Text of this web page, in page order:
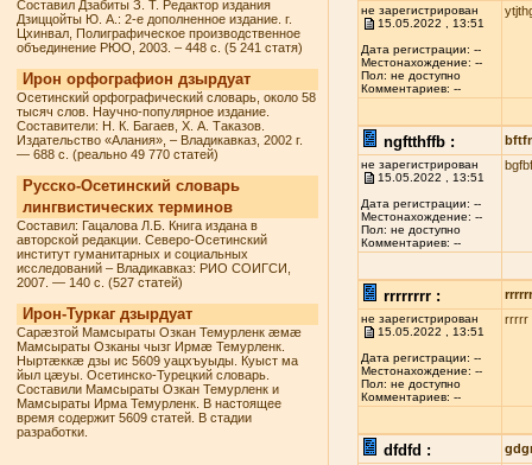
Составил Дзабиты З. Т. Редактор издания
Дзиццойты Ю. А.: 2-е дополненное издание. г.
Цхинвал, Полиграфическое производственное
объединение РЮО, 2003. – 448 с. (5 241 статя)
Ирон орфографион дзырдуат
Осетинский орфографический словарь, около 58
тысяч слов. Научно-популярное издание.
Составители: Н. К. Багаев, Х. А. Таказов.
Издательство «Алания», – Владикавказ, 2002 г.
— 688 с. (реально 49 770 статей)
Русско-Осетинский словарь
лингвистических терминов
Составил: Гацалова Л.Б. Книга издана в
авторской редакции. Северо-Осетинский
институт гуманитарных и социальных
исследований – Владикавказ: РИО СОИГСИ,
2007. — 140 с. (527 статей)
Ирон-Туркаг дзырдуат
Сарæзтой Мамсыраты Озкан Темурленк æмæ
Мамсыраты Озканы чызг Ирмæ Темурленк.
Ныртæккæ дзы ис 5609 уацхъуыды. Куыст ма
йыл цæуы. Осетинско-Турецкий словарь.
Составили Мамсыраты Озкан Темурленк и
Мамсыраты Ирма Темурленк. В настоящее
время содержит 5609 статей. В стадии
разработки.
не зарегистрирован
15.05.2022 , 13:51
Дата регистрации: --
Местонахождение: --
Пол: не доступно
Комментариев: --
ngftthffb :
не зарегистрирован
15.05.2022 , 13:51
Дата регистрации: --
Местонахождение: --
Пол: не доступно
Комментариев: --
rrrrrrrr :
не зарегистрирован
15.05.2022 , 13:51
Дата регистрации: --
Местонахождение: --
Пол: не доступно
Комментариев: --
rrrrr
dfdfd :